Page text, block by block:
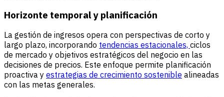
Horizonte temporal y planificación
La gestión de ingresos opera con perspectivas de corto y
largo plazo, incorporando tendencias estacionales, ciclos
de mercado y objetivos estratégicos del negocio en las
decisiones de precios. Este enfoque permite planificación
proactiva y estrategias de crecimiento sostenible alineadas
con las metas generales.